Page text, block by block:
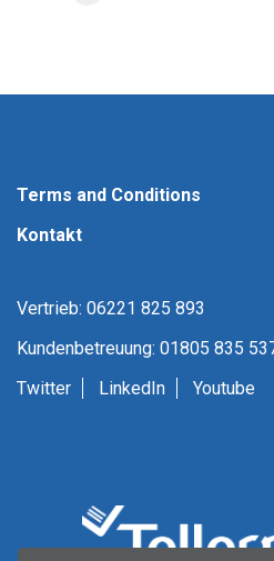
Terms and Conditions
Kontakt
Vertrieb: 06221 825 893
Kundenbetreuung: 01805 835
Twitter
LinkedIn Youtube